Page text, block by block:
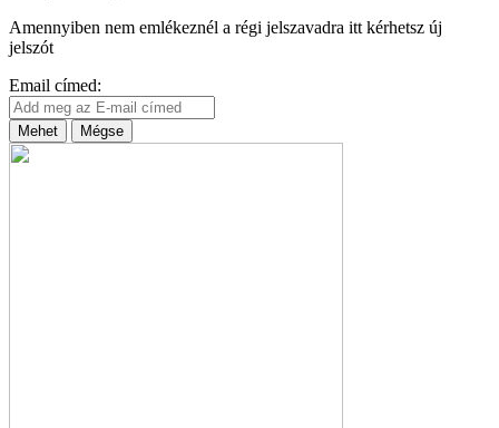
Amennyiben nem emlékeznél a régi jelszavadra itt kérhetsz új
jelszót
Email címed:
Mehet Mégse